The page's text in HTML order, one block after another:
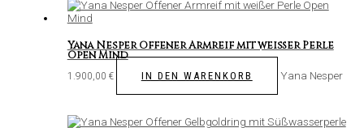
Yana Nesper Offener Armreif mit weißer Perle
Open Mind
1.900,00 € IN DEN WARENKORB Yana Nesper